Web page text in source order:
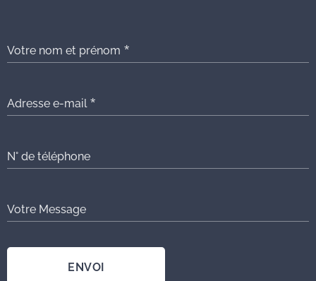
Votre nom et prénom
Adresse e-mail
N° de téléphone
Votre Message
ENVOI